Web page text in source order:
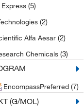
(5)
(2)
Alfa Aesar (2)
Chemicals (3)
EncompassPreferred (7)
(G/MOL)